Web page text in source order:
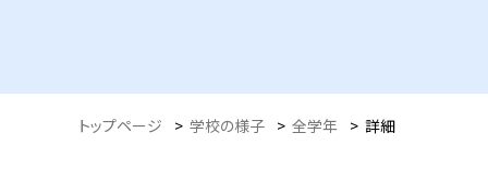
トップページ > 学校の様子 > 全学年 > 詳細